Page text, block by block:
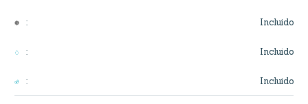
: Incluido
: Incluido
: Incluido